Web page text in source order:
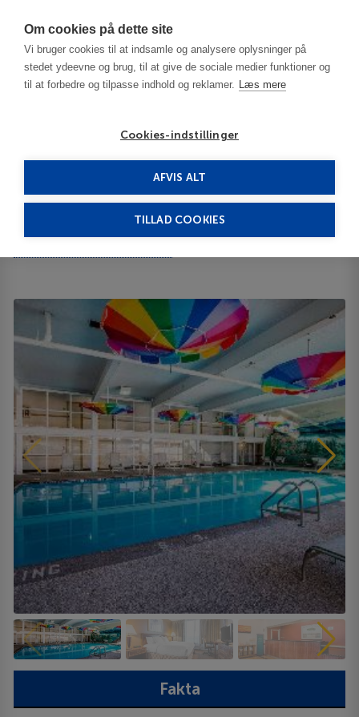
Om cookies på dette site
Vi bruger cookies til at indsamle og analysere oplysninger på
stedet ydeevne og brug, til at give de sociale medier funktioner og
til at forbedre og tilpasse indhold og reklamer. Læs mere
Cookies-indstillinger
AFVIS ALT
TILLAD COOKIES
Colorado City Clarion Inn Pueblo Area 3***
Clarion Inn Pueblo Area
Fakta